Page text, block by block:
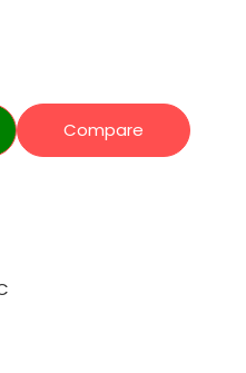
Compare